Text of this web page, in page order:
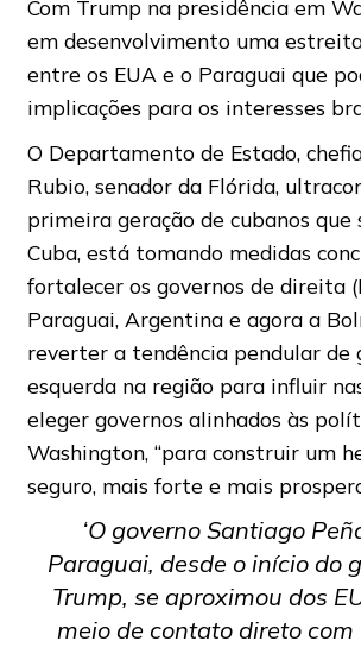
Com Trump na presidência em
em desenvolvimento uma
entre os EUA e o Paraguai que
implicações para os interesses
O Departamento de Estado,
Rubio, senador da Flórida,
primeira geração de cubanos que
Cuba, está tomando medidas
fortalecer os governos de direita
Paraguai, Argentina e agora a
reverter a tendência pendular de
esquerda na região para influir
eleger governos alinhados às
Washington, “para construir um
seguro, mais forte e mais
‘O governo Santiago
Paraguai, desde o início do
Trump, se aproximou dos
meio de contato direto com